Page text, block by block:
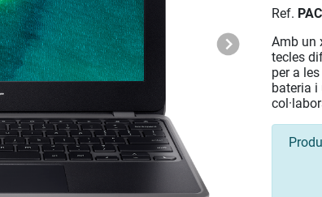
Ref.
Amb un
tecles
per a
bateria i